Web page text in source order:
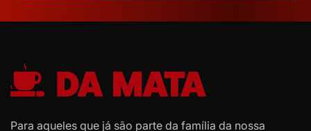
Para aqueles que já são parte da família da nossa